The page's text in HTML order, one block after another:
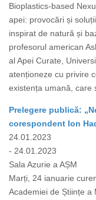
Bioplastics-based
apei: provocări și
inspirat de natură și
profesorul american
al Apei Curate,
atenționeze cu privire
existența umană, care
Prelegere publică:
corespondent Ion
24.01.2023
- 24.01.2023
Sala Azurie a AȘM
Marți, 24 ianuarie
Academiei de Științe a